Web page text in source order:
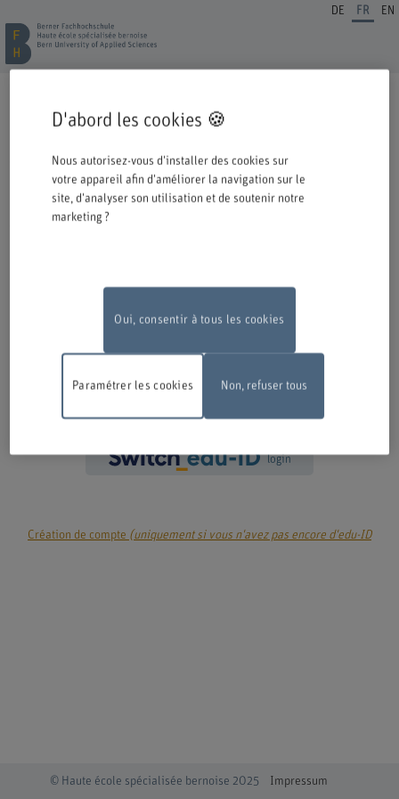
DE FR EN
Cordiale bienvenue à la BFH. Vous avez opté pour une formation ou un
Veuillez prendre connaissance des informations ci-dessous concernant le
processus d'inscription.
Authentification avec Switch edu-ID
Travaux de maintenance En raison de travaux de maintenance, le
2026, entre 18 h et 22 h. Nous vous remercions de votre compréhension
login
Création de compte (uniquement si vous n'avez pas encore d'edu-ID
© Haute école spécialisée bernoise 2025 Impressum
D'abord les cookies 🍪
Nous autorisez-vous d'installer des cookies sur
votre appareil afin d'améliorer la navigation sur le
site, d'analyser son utilisation et de soutenir notre
marketing ?
Oui, consentir à tous les cookies
Paramétrer les cookies Non, refuser tous